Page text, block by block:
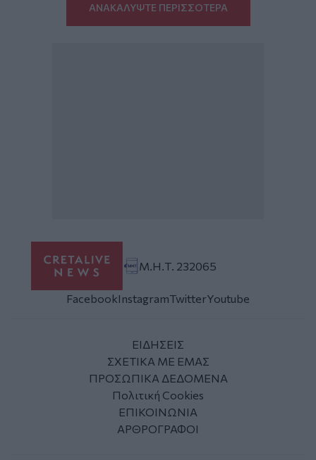
ΑΝΑΚΑΛΥΨΤΕ ΠΕΡΙΣΣΟΤΕΡΑ
Μ.Η.Τ. 232065
FacebookInstagramTwitterYoutube
ΕΙΔΗΣΕΙΣ
ΣΧΕΤΙΚΑ ΜΕ ΕΜΑΣ
ΠΡΟΣΩΠΙΚΑ ΔΕΔΟΜΕΝΑ
Πολιτική Cookies
ΕΠΙΚΟΙΝΩΝΙΑ
ΑΡΘΡΟΓΡΑΦΟΙ